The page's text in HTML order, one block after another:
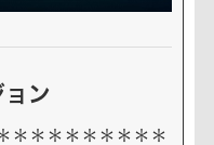
ン
＊＊＊＊＊＊＊＊＊